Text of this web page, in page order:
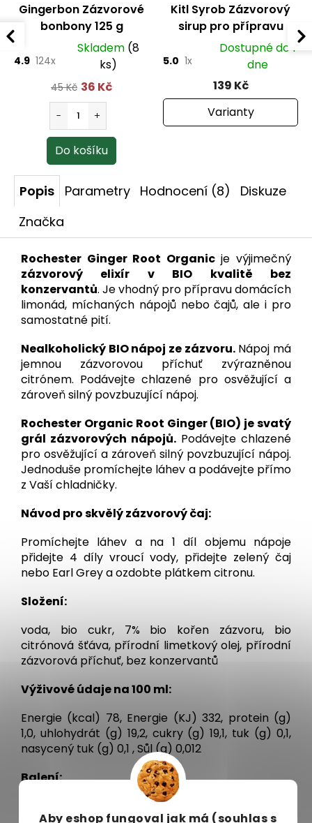
Aby eshop fungoval jak má (souhlas s
Gingerbon Zázvorové
bonbony 125 g
4.9 124x
Skladem (8
ks)
45 Kč 36 Kč
Kitl Syrob Zázvorový
sirup pro přípravu
domácích limonád
5.0 1x
Dostupné do 1
dne
139 Kč
Varianty
Popis Parametry Hodnocení (8)
Diskuze
Značka
Rochester Ginger Root Organicje výjimečný
zázvorový elixír v BIO kvalitě bez
konzervantů. Je vhodný pro přípravu domácích
limonád, míchaných nápojů nebo čajů, ale i pro
samostatné pití.
Nealkoholický BIO nápoj ze zázvoru.Nápoj má
jemnou zázvorovou příchuť zvýrazněnou
citrónem. Podávejte chlazené pro osvěžující a
zároveň silný povzbuzující nápoj.
Rochester Organic Root Ginger (BIO) je svatý
grál zázvorových nápojů. Podávejte chlazené
pro osvěžující a zároveň silný povzbuzující nápoj.
Jednoduše promíchejte láhev a podávejte přímo
z Vaší chladničky.
Návod pro skvělý zázvorový čaj:
Promíchejte láhev a na 1 díl objemu nápoje
přidejte 4 díly vroucí vody, přidejte zelený čaj
nebo Earl Grey a ozdobte plátkem citronu.
Složení:
voda, bio cukr, 7% bio kořen zázvoru, bio
citrónová šťáva, přírodní limetkový olej, přírodní
zázvorová příchuť, bez konzervantů
Výživové údaje na 100 ml:
Energie (kcal) 78, Energie (KJ) 332, protein (g)
1,0, uhlohydrát (g) 19,2, cukry (g) 19,1, tuk (g) 0,1,
nasycený tuk (g) 0,1 , Sůl (g) 0,012
Balení: